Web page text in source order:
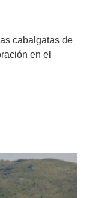
cabalgatas de
en el